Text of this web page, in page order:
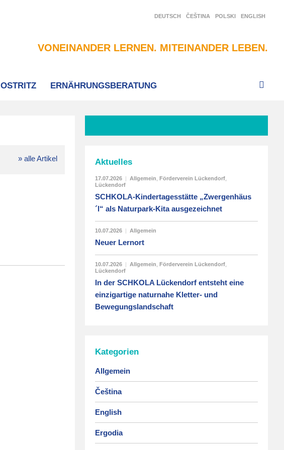
DEUTSCH ČEŠTINA POLSKI ENGLISH
VONEINANDER LERNEN. MITEINANDER LEBEN.
OSTRITZ ERNÄHRUNGSBERATUNG
» alle Artikel Aktuelles
17.07.2026 | Allgemein Förderverein Lückendorf
Lückendorf
SCHKOLA-Kindertagesstätte „Zwergenhäus
´l“ als Naturpark-Kita ausgezeichnet
10.07.2026 | Allgemein
Neuer Lernort
10.07.2026 | Allgemein Förderverein Lückendorf
Lückendorf
In der SCHKOLA Lückendorf entsteht eine
einzigartige naturnahe Kletter- und
Bewegungslandschaft
Kategorien
Allgemein
Čeština
English
Ergodia